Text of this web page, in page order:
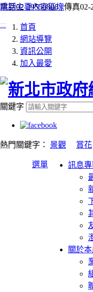
跳到主要內容區塊
電話02-29550808 |傳真02-
:::
首頁
網站導覽
資訊公開
加入最愛
關鍵字
熱門關鍵字： 景觀 賞花
選單
訊息專
關於